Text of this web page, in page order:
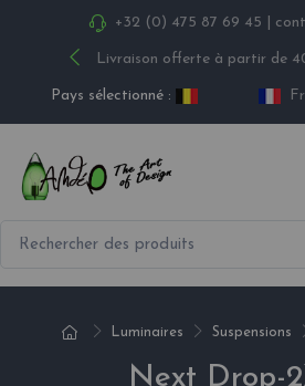
+32 (0) 475 87 69 45
Livraison offerte à partir de
Pays sélectionné : Fr
Luminaires Suspensions
Next Drop-